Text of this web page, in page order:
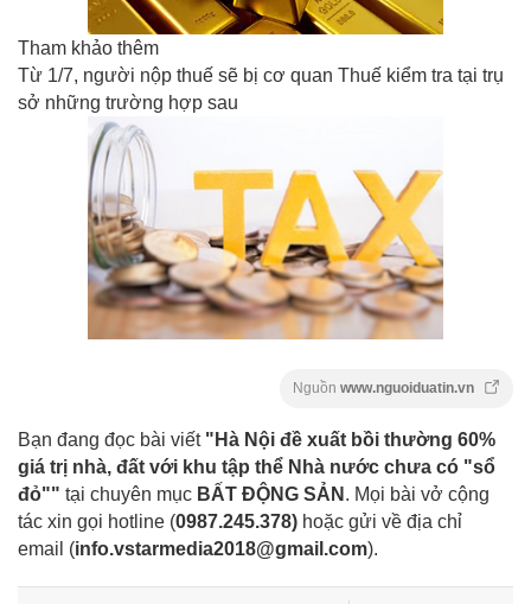
Tham khảo thêm
Từ 1/7, người nộp thuế sẽ bị cơ quan Thuế kiểm tra tại trụ
sở những trường hợp sau
Nguồn www.nguoiduatin.vn
Bạn đang đọc bài viết "Hà Nội đề xuất bồi thường 60%
giá trị nhà, đất với khu tập thể Nhà nước chưa có "sổ
đỏ"" tại chuyên mục BẤT ĐỘNG SẢN . Mọi bài vở cộng
tác xin gọi hotline (0987.245.378) hoặc gửi về địa chỉ
email (info.vstarmedia2018@gmail.com).